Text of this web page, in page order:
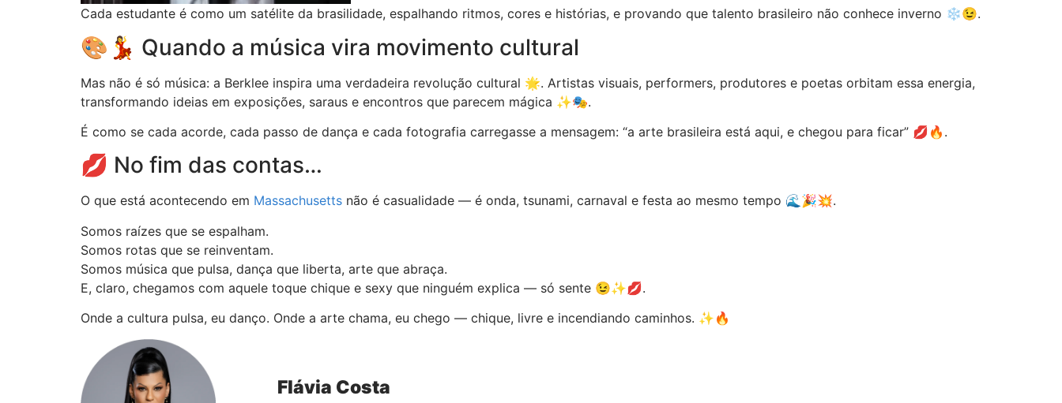
Cada estudante é como um satélite da brasilidade, espalhando ritmos, cores e histórias, e provando que talento brasileiro não conhece inverno ❄️😉.
🎨💃 Quando a música vira movimento cultural
Mas não é só música: a Berklee inspira uma verdadeira revolução cultural 🌟. Artistas visuais, performers, produtores e poetas orbitam essa energia,
transformando ideias em exposições, saraus e encontros que parecem mágica ✨🎭.
É como se cada acorde, cada passo de dança e cada fotografia carregasse a mensagem: “a arte brasileira está aqui, e chegou para ficar” 💋🔥.
💋 No fim das contas…
O que está acontecendo em Massachusetts não é casualidade — é onda, tsunami, carnaval e festa ao mesmo tempo 🌊🎉💥.
Somos raízes que se espalham.
Somos rotas que se reinventam.
Somos música que pulsa, dança que liberta, arte que abraça.
E, claro, chegamos com aquele toque chique e sexy que ninguém explica — só sente 😉✨💋.
Onde a cultura pulsa, eu danço. Onde a arte chama, eu chego — chique, livre e incendiando caminhos. ✨🔥
Flávia Costa